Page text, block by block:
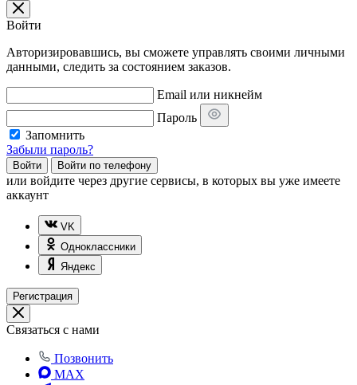
Войти
Авторизировавшись, вы сможете управлять своими личными
данными, следить за состоянием заказов.
Email или никнейм
Пароль
Запомнить
Забыли пароль?
Войти Войти по телефону
или войдите через другие сервисы, в которых вы уже имеете
аккаунт
VK
Одноклассники
Яндекс
Регистрация
Связаться с нами
Позвонить
MAX